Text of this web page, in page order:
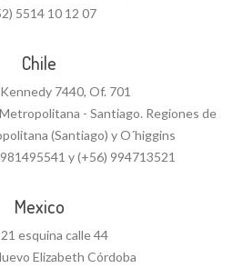
5514 10 12 07
Chile
7440, Of. 701
- Santiago. Regiones de
(Santiago) y O´higgins
y (+56) 994713521
Mexico
esquina calle 44
Elizabeth Córdoba